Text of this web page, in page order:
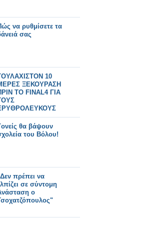
να ρυθμίσετε τα
σας
10
ΞΕΚΟΥΡΑΣΗ
ΤΟ FINAL4 ΓΙΑ
θα βάψουν
του Βόλου!
πρέπει να
σε σύντομη
ο